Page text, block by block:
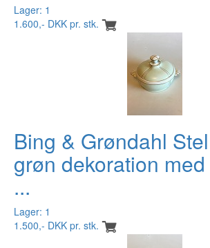
Lager: 1
1.600,- DKK pr. stk.
Bing & Grøndahl
grøn dekoration
...
Lager: 1
1.500,- DKK pr. stk.